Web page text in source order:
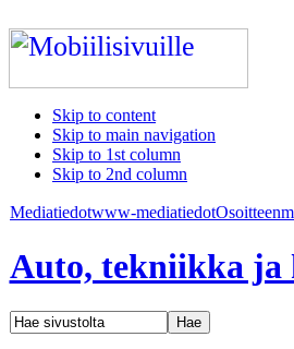
Skip to content
Skip to main navigation
Skip to 1st column
Skip to 2nd column
Mediatiedotwww-mediatiedot
Auto, tekniikka ja